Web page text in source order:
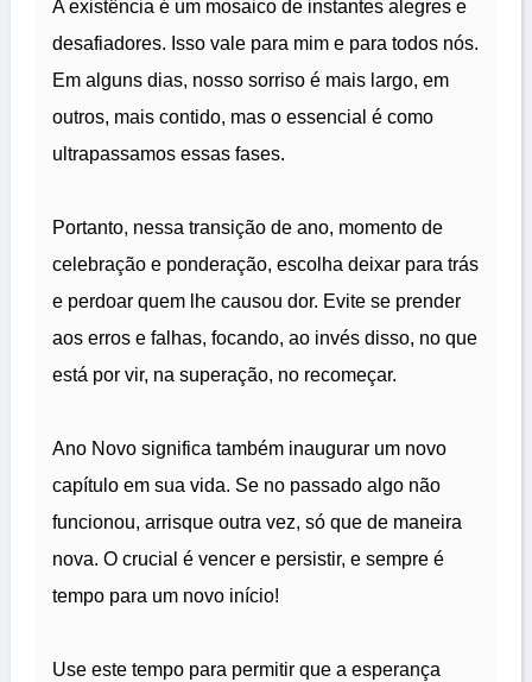
A existência é um mosaico de instantes alegres e
desafiadores. Isso vale para mim e para todos nós.
Em alguns dias, nosso sorriso é mais largo, em
outros, mais contido, mas o essencial é como
ultrapassamos essas fases.
Portanto, nessa transição de ano, momento de
celebração e ponderação, escolha deixar para trás
e perdoar quem lhe causou dor. Evite se prender
aos erros e falhas, focando, ao invés disso, no que
está por vir, na superação, no recomeçar.
Ano Novo significa também inaugurar um novo
capítulo em sua vida. Se no passado algo não
funcionou, arrisque outra vez, só que de maneira
nova. O crucial é vencer e persistir, e sempre é
tempo para um novo início!
Use este tempo para permitir que a esperança